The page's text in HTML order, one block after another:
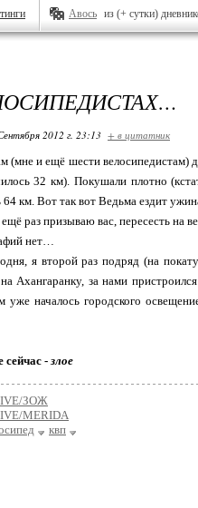
Авось из (+ сутки)
2012 г. 23:13 + в цитатник
(мне и ещё шести велосипедистам)
32 км). Покушали плотно
64 км. Вот так вот Ведьма ездит
ещё раз призываю вас, пересесть
нет…
я второй раз подряд (на
Ахангаранку, за нами
уже началось городского
сейчас -злое
ЗОЖ
MERIDA
квп